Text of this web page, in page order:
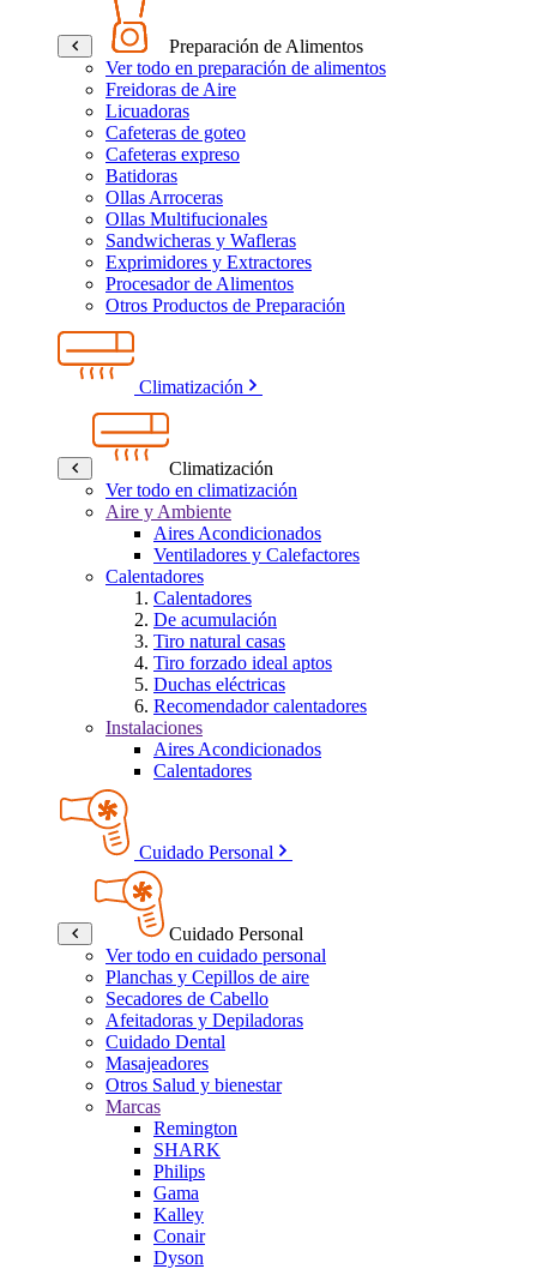
Preparación de Alimentos
Ver todo en preparación de alimentos
Freidoras de Aire
Licuadoras
Cafeteras de goteo
Cafeteras expreso
Batidoras
Ollas Arroceras
Ollas Multifucionales
Sandwicheras y Wafleras
Exprimidores y Extractores
Procesador de Alimentos
Otros Productos de Preparación
Climatización
Climatización
Ver todo en climatización
Aire y Ambiente
Aires Acondicionados
Ventiladores y Calefactores
Calentadores
Calentadores
De acumulación
Tiro natural casas
Tiro forzado ideal aptos
Duchas eléctricas
Recomendador calentadores
Instalaciones
Aires Acondicionados
Calentadores
Cuidado Personal
Cuidado Personal
Ver todo en cuidado personal
Planchas y Cepillos de aire
Secadores de Cabello
Afeitadoras y Depiladoras
Cuidado Dental
Masajeadores
Otros Salud y bienestar
Marcas
Remington
SHARK
Philips
Gama
Kalley
Conair
Dyson